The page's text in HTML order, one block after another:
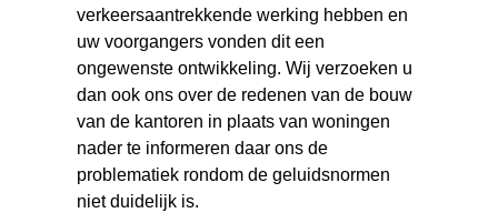
verkeersaantrekkende werking hebben en
uw voorgangers vonden dit een
ongewenste ontwikkeling. Wij verzoeken u
dan ook ons over de redenen van de bouw
van de kantoren in plaats van woningen
nader te informeren daar ons de
problematiek rondom de geluidsnormen
niet duidelijk is.